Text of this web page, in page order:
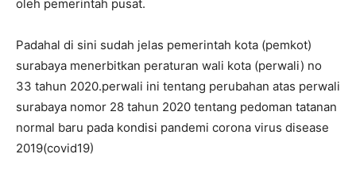
oleh pemerintah pusat.
Padahal di sini sudah jelas pemerintah kota (pemkot)
surabaya menerbitkan peraturan wali kota (perwali) no
33 tahun 2020.perwali ini tentang perubahan atas perwali
surabaya nomor 28 tahun 2020 tentang pedoman tatanan
normal baru pada kondisi pandemi corona virus disease
2019(covid19)